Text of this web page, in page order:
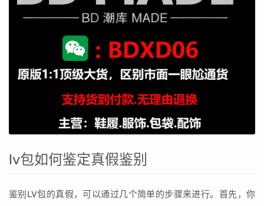
lv包如何鉴定真假鉴别
鉴别LV包的真假，可以通过几个简单的步骤来进行。首先，你